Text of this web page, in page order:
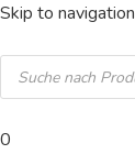
Skip to navigation
0